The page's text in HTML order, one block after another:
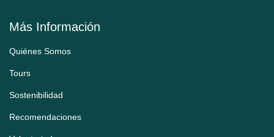
Más Información
Quiénes Somos
Tours
Sostenibilidad
Recomendaciones